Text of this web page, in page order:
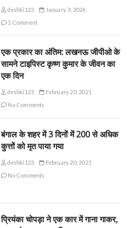
deshki123
January 3, 2026
1 Comment
एक प्रकार का अंतिम: लखनऊ जीपीओ के
सामने टाइपिस्ट कृष्ण कुमार के जीवन का
एक दिन
deshki123
February 20, 2021
No Comments
बंगाल के शहर में 3 दिनों में 200 से अधिक
कुत्तों को मृत पाया गया
deshki123
February 20, 2021
No Comments
प्रियंका चोपड़ा ने एक कार में गाना गाकर,